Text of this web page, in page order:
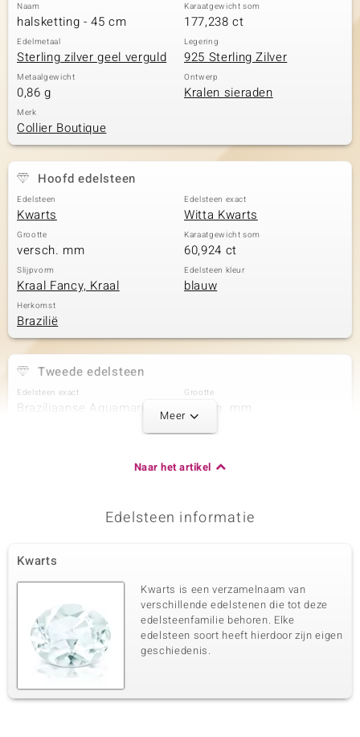
Naam
halsketting - 45 cm
Karaatgewicht som
177,238 ct
Edelmetaal
Sterling zilver geel verguld
Legering
925 Sterling Zilver
Metaalgewicht
0,86 g
Ontwerp
Kralen sieraden
Merk
Collier Boutique
Hoofd edelsteen
Edelsteen
Kwarts
Edelsteen exact
Witta Kwarts
Grootte
versch. mm
Karaatgewicht som
60,924 ct
Slijpvorm
Kraal Fancy, Kraal
Edelsteen kleur
blauw
Herkomst
Brazilië
Tweede edelsteen
Edelsteen exact
Braziliaanse Aquamarijn
Grootte
versch. mm
Lapis Lazuli
Karaatgewicht som Slijpvorm
Kraal Fancy
Herkomst
Afghanistan
Vierde edelsteen
Meer
Naar het artikel
Edelsteen informatie
Kwarts
Kwarts is een verzamelnaam van
verschillende edelstenen die tot deze
edelsteenfamilie behoren. Elke
edelsteen soort heeft hierdoor zijn eigen
geschiedenis.